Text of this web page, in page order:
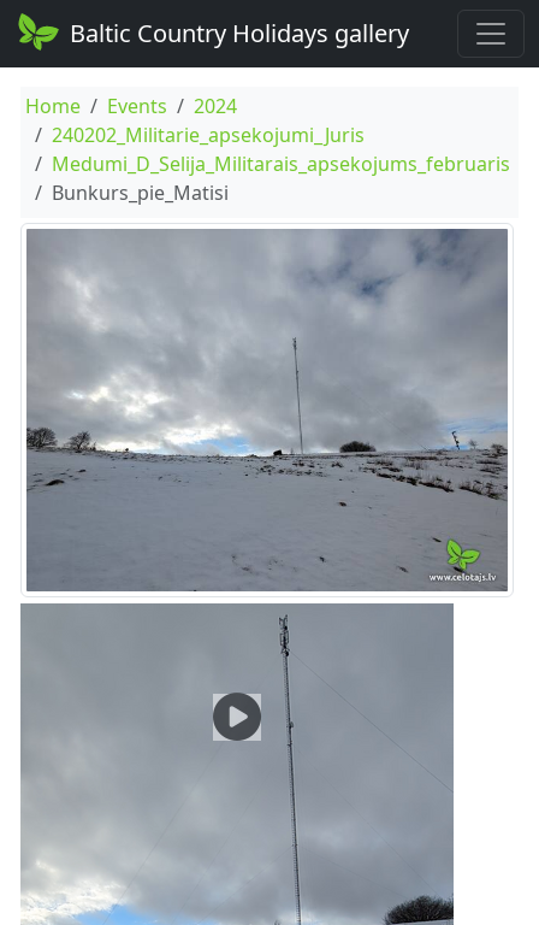
Baltic Country Holidays gallery
Home Events
2024
240202_Militarie_apsekojumi_Juris
Medumi_D_Selija_Militarais_apsekojums_februaris
Bunkurs_pie_Matisi